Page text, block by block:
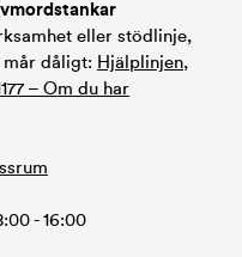
eller stödlinje,
mår dåligt: Hjälplinjen,
– Om du har
- 16:00